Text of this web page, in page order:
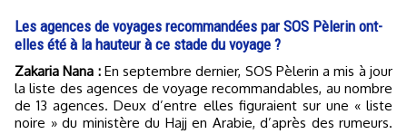
Les agences de voyages recommandées par SOS Pèlerin ont-
elles été à la hauteur à ce stade du voyage ?
Zakaria Nana :En septembre dernier, SOS Pèlerin a mis à jour
la liste des agences de voyage recommandables, au nombre
de 13 agences. Deux d’entre elles figuraient sur une « liste
noire » du ministère du Hajj en Arabie, d’après des rumeurs.